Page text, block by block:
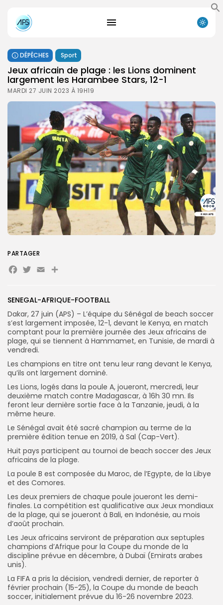
Search
for:
DÉPÊCHES Sport
Jeux africain de plage : les Lions dominent
largement les Harambee Stars, 12-1
MARDI 27 JUIN 2023 À 19H19
SENEGAL-AFRIQUE-FOOTBALL
Dakar, 27 juin (APS) – L’équipe du Sénégal de beach soccer
s’est largement imposée, 12-1, devant le Kenya, en match
comptant pour la première journée des Jeux africains de
plage, qui se tiennent à Hammamet, en Tunisie, de mardi à
vendredi.
Les champions en titre ont tenu leur rang devant le Kenya,
qu’ils ont largement dominé.
Les Lions, logés dans la poule A, joueront, mercredi, leur
deuxième match contre Madagascar, à 16h 30 mn. Ils
feront leur dernière sortie face à la Tanzanie, jeudi, à la
même heure.
Le Sénégal avait été sacré champion au terme de la
première édition tenue en 2019, à Sal (Cap-Vert).
Huit pays participent au tournoi de beach soccer des Jeux
africains de la plage.
La poule B est composée du Maroc, de l’Egypte, de la Libye
et des Comores.
Les deux premiers de chaque poule joueront les demi-
finales. La compétition est qualificative aux Jeux mondiaux
de la plage, qui se joueront à Bali, en Indonésie, au mois
d’août prochain.
Les Jeux africains serviront de préparation aux septuples
champions d’Afrique pour la Coupe du monde de la
discipline prévue en décembre, à Dubaï (Emirats arabes
unis).
La FIFA a pris la décision, vendredi dernier, de reporter à
février prochain (15-25), la Coupe du monde de beach
soccer, initialement prévue du 16-26 novembre 2023.
PARTAGER
Facebook
Twitter
EmailPartager